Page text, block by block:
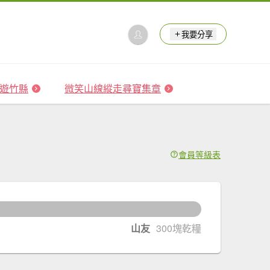
我要分享
竹縣 微笑山線縱走尋寶集章
會員等級表
山友 300塊乾糧